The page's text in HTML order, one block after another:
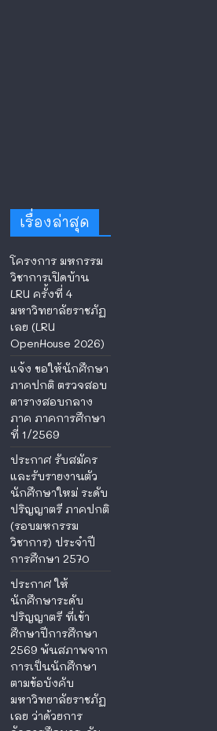
เรื่องล่าสุด
โครงการ มหกรรม
วิชาการเปิดบ้าน
LRU ครั้งที่ 4
มหาวิทยาลัยราชภัฏ
เลย (LRU
OpenHouse 2026)
แจ้ง ขอให้นักศึกษา
ภาคปกติ ตรวจสอบ
ตารางสอบกลาง
ภาค ภาคการศึกษา
ที่ 1/2569
ประกาศ รับสมัคร
และรับรายงานตัว
นักศึกษาใหม่ ระดับ
ปริญญาตรี ภาคปกติ
(รอบมหกรรม
วิชาการ) ประจำปี
การศึกษา 2570
ประกาศ ให้
นักศึกษาระดับ
ปริญญาตรี ที่เข้า
ศึกษาปีการศึกษา
2569 พ้นสภาพจาก
การเป็นนักศึกษา
ตามข้อบังคับ
มหาวิทยาลัยราชภัฏ
เลย ว่าด้วยการ